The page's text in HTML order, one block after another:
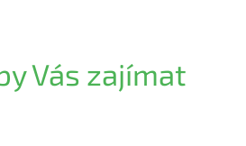
Vás zajímat